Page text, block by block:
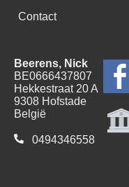
Contact
Beerens, Nick
BE0666437807
Hekkestraat 20 A
9308 Hofstade
België
0494346558